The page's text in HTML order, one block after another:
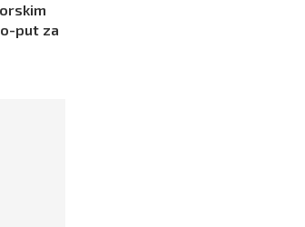
put za